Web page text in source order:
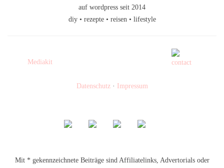
auf wordpress seit 2014
diy • rezepte • reisen • lifestyle
Mediakit
Datenschutz· Impressum
Mit * gekennzeichnete Beiträge sind Affiliatelinks, Advertorials oder